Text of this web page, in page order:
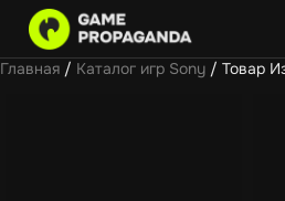
Главная / Каталог игр Sony / Товар